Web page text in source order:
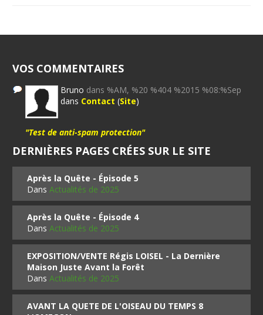
VOS COMMENTAIRES
Bruno dans %AM, %20 %404 %2015 %08:%Sep
dans Contact (Site)
"Test de anti-spam protection"
DERNIÈRES PAGES CRÉES SUR LE SITE
Après la Quête - Épisode 5
DansActualités de 2025
Après la Quête - Épisode 4
DansActualités de 2025
EXPOSITION/VENTE Régis LOISEL - La Dernière
Maison Juste Avant la Forêt
DansActualités de 2025
AVANT LA QUETE DE L'OISEAU DU TEMPS 8